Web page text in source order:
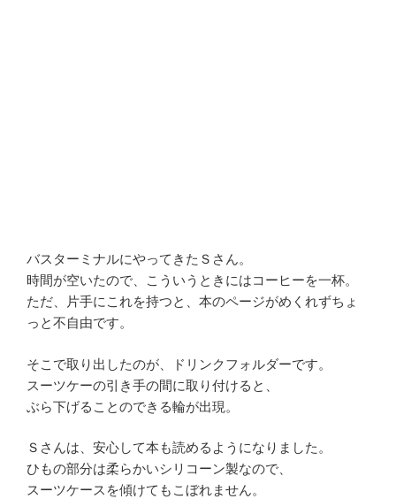
バスターミナルにやってきたＳさん。
時間が空いたので、こういうときにはコーヒーを一杯。
ただ、片手にこれを持つと、本のページがめくれずちょ
っと不自由です。
そこで取り出したのが、ドリンクフォルダーです。
スーツケーの引き手の間に取り付けると、
ぶら下げることのできる輪が出現。
Ｓさんは、安心して本も読めるようになりました。
ひもの部分は柔らかいシリコーン製なので、
スーツケースを傾けてもこぼれません。